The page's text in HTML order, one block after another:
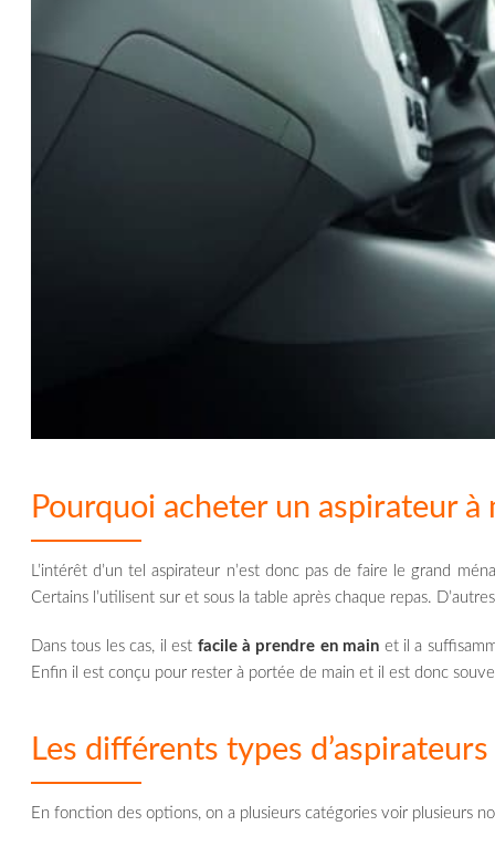
Pourquoi acheter un aspirateur à
L’intérêt d’un tel aspirateur n’est donc pas de faire le grand
Certains l’utilisent sur et sous la table après chaque repas.
Dans tous les cas, il est facile à prendre en main et il a
Enfin il est conçu pour rester à portée de main et il est donc
Les différents types
En fonction des options, on a plusieurs catégories voir plusieurs